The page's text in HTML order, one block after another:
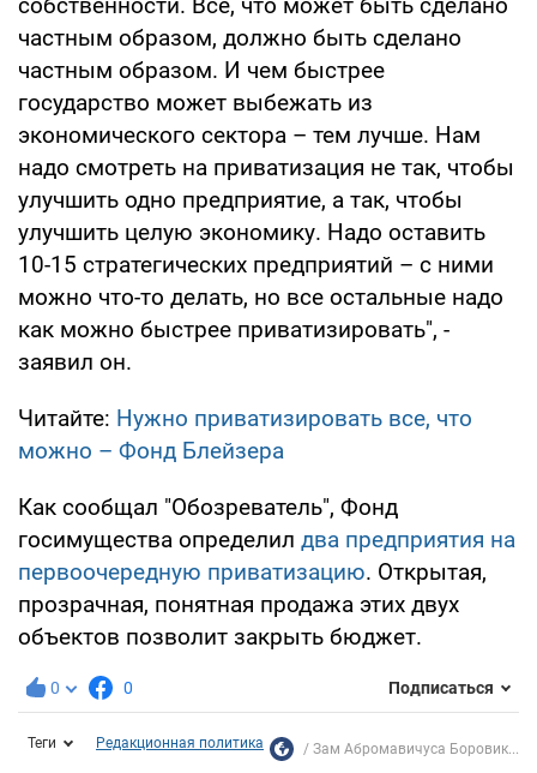
частным образом, должно быть сделано
частным образом. И чем быстрее
государство может выбежать из
экономического сектора – тем лучше. Нам
надо смотреть на приватизация не так, чтобы
улучшить одно предприятие, а так, чтобы
улучшить целую экономику. Надо оставить
10-15 стратегических предприятий – с ними
можно что-то делать, но все остальные надо
как можно быстрее приватизировать", -
заявил он.
Читайте: Нужно приватизировать все, что
можно – Фонд Блейзера
Как сообщал "Обозреватель", Фонд
госимущества определил два предприятия на
первоочередную приватизацию. Открытая,
прозрачная, понятная продажа этих двух
объектов позволит закрыть бюджет.
0 0 Подписаться
Теги Редакционная политика Зам Абромавичуса Боровик...